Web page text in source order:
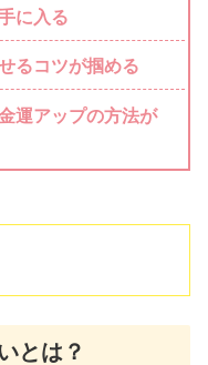
に入る
るコツが掴める
運アップの方法が
とは？